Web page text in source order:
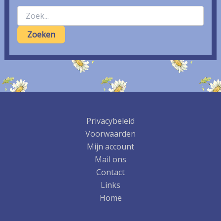
Zoek
naar:
Privacybeleid
Voorwaarden
Mijn account
Mail ons
Contact
Links
Home